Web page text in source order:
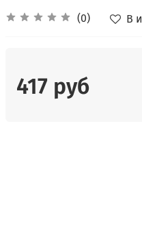
(0) В
417 руб